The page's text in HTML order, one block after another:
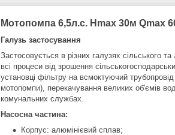
Мотопомпа 6,5л.с. Hmax 30м Qmax
Галузь застосування
Застосовується в різних галузях сільського
всі процеси від зрошення
установці фільтру на всмоктуючий
мотопомпи), перекачування великих об'ємів
комунальних службах.
Насосна частина:
Корпус: алюмінієвий сплав;